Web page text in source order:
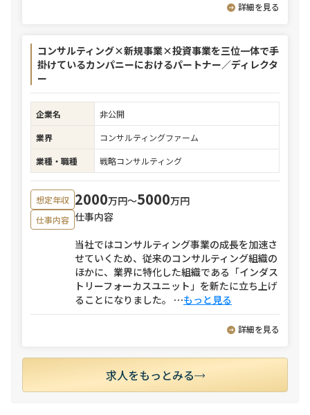
詳細を見る
コンサルティング×新規事業×投資事業を三位一体で手
掛けているカンパニーにおけるパートナー／ディレクタ
ー
企業名
非公開
業界
コンサルティングファーム
業種・職種
戦略コンサルティング
想定年収 2000万円〜5000万円
仕事内容 仕事内容
当社ではコンサルティング事業の成長を加速さ
せていくため、従来のコンサルティング組織の
ほかに、業界に特化した組織である「インダス
トリーフォーカスユニット」を新たに立ち上げ
ることになりました。 ⋯もっと見る
詳細を見る
求人をもっとみる